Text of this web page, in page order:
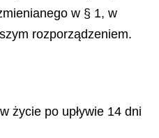
w § 1, w
rozporządzeniem.
życie po upływie 14 dni